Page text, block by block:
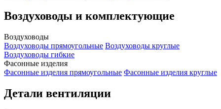
Воздуховоды и комплектующие
Воздуховоды
Воздуховоды прямоугольные Воздуховоды круглые
Воздуховоды гибкие
Фасонные изделия
Фасонные изделия прямоугольные Фасонные изделия круглые
Детали вентиляции